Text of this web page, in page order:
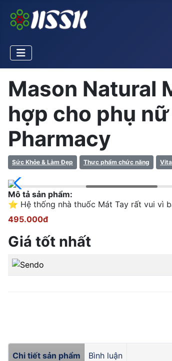
Mason Natural
hợp cho phụ
Pharmacy
Sức Khỏe & Làm Đẹp Thực phẩm chức năng
Mô tả sản phẩm:
⭐️ Hệ thống nhà thuốc Mát Tay rất vui vì
495.000đ
Giá tốt nhất
Chi tiết sản phẩm Bình luận